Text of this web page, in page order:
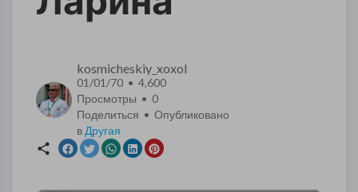
kosmicheskiy_xoxol
01/01/70 • 4,600
Просмотры • 0
Поделиться • Опубликовано
в Другая